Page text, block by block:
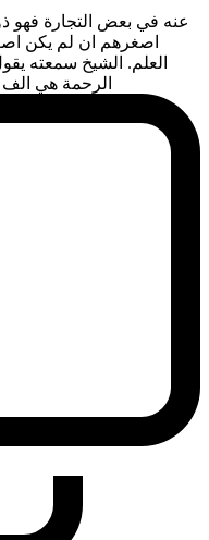
عنه في بعض التجارة فهو
اصغرهم ان لم يكن
العلم. الشيخ سمعته
الرحمة هي الف